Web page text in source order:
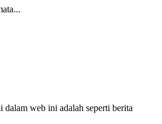
web ini adalah seperti berita